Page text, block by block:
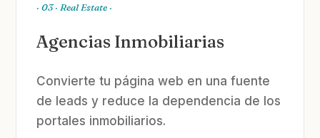
· 03 · Real Estate ·
Agencias Inmobiliarias
Convierte tu página web en una fuente
de leads y reduce la dependencia de los
portales inmobiliarios.